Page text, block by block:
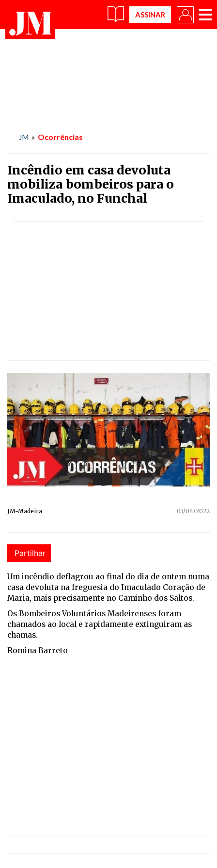
×
JM » Ocorrências
Incêndio em casa devoluta
mobiliza bombeiros para o
Imaculado, no Funchal
JM-Madeira 03/04/2022
Partilhar
Um incêndio deflagrou ao final do dia de ontem numa
casa devoluta na freguesia do Imaculado Coração de
Maria, mais precisamente no Caminho dos Saltos.
Os Bombeiros Voluntários Madeirenses foram
chamados ao local e rapidamente extinguiram as
chamas.
Romina Barreto